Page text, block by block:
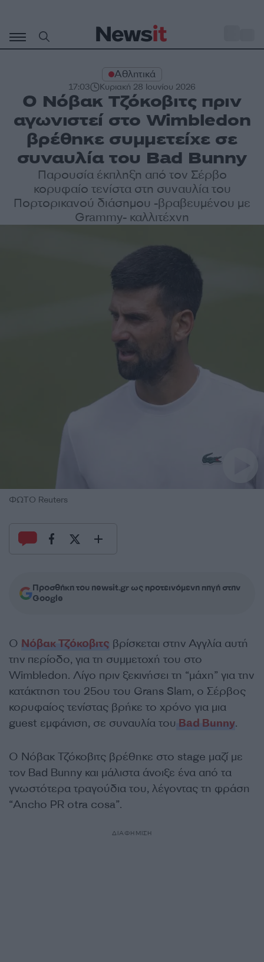
περιεχόμενο
Αθλητικά
17:03 Κυριακή 28 Ιουνίου 2026
Ο Νόβακ Τζόκοβιτς πριν
αγωνιστεί στο Wimbledon
βρέθηκε συμμετείχε σε
συναυλία του Bad Bunny
Παρουσία έκπληξη από τον Σέρβο
κορυφαίο τενίστα στη συναυλία του
Πορτορικανού διάσημου -βραβευμένου με
Grammy- καλλιτέχνη
ΦΩΤΟ Reuters
Προσθήκη του newsit.gr ως προτεινόμενη πηγή στην
Google
Ο Νόβακ Τζόκοβιτς βρίσκεται στην Αγγλία αυτή
την περίοδο, για τη συμμετοχή του στο
Wimbledon. Λίγο πριν ξεκινήσει τη “μάχη” για την
κατάκτηση του 25ου του Grans Slam, ο Σέρβος
κορυφαίος τενίστας βρήκε το χρόνο για μια
guest εμφάνιση, σε συναυλία του Bad Bunny.
Ο Νόβακ Τζόκοβιτς βρέθηκε στο stage μαζί με
τον Bad Bunny και μάλιστα άνοιξε ένα από τα
γνωστότερα τραγούδια του, λέγοντας τη φράση
“Ancho PR otra cosa”.
ΔΙΑΦΗΜΙΣΗ